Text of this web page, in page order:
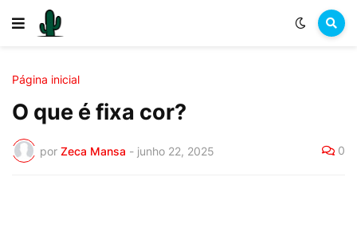
Página inicial
O que é fixa cor?
por Zeca Mansa - junho 22, 2025 0